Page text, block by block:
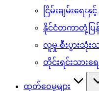
ငြိမ်းချမ်းရေ
နိုင်ငံတကာတုံ့ပြ
လူမှု-စီးပွားသုံး
တိုင်းရင်းသားရေ
ထုတ်ဝေမှုများ